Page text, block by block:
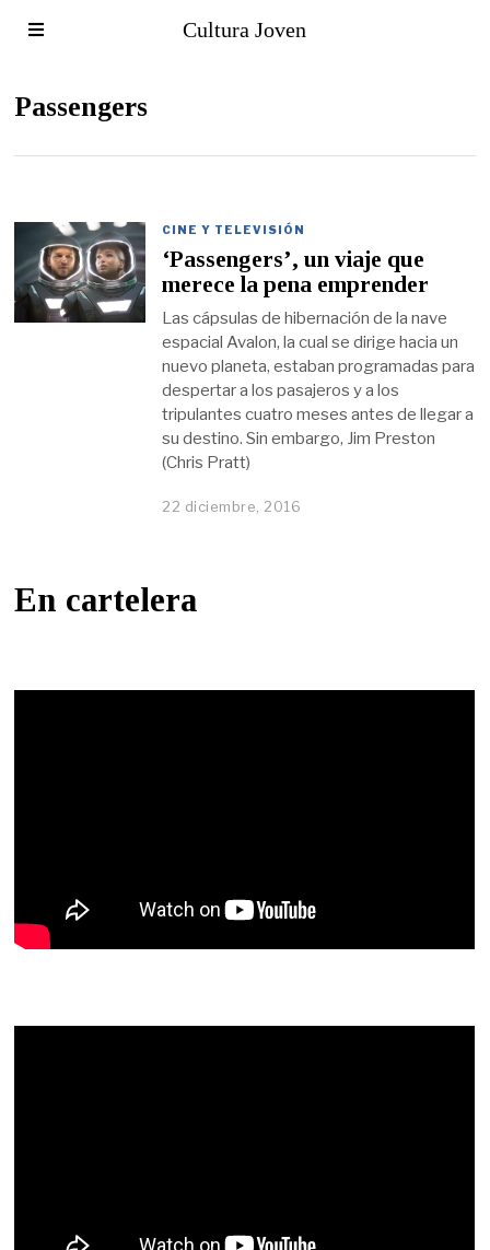
Cultura Joven
Passengers
CINE Y TELEVISIÓN
‘Passengers’, un viaje que
merece la pena emprender
Las cápsulas de hibernación de la nave
espacial Avalon, la cual se dirige hacia un
nuevo planeta, estaban programadas para
despertar a los pasajeros y a los
tripulantes cuatro meses antes de llegar a
su destino. Sin embargo, Jim Preston
(Chris Pratt)
22 diciembre, 2016
En cartelera